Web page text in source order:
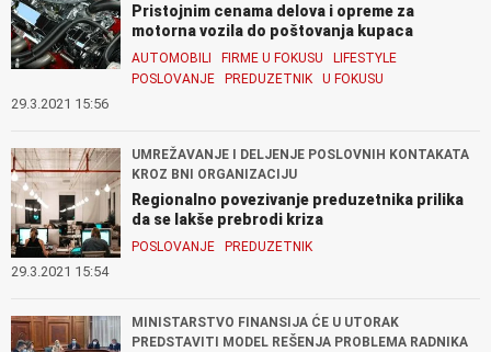
Pristojnim cenama delova i opreme za
motorna vozila do poštovanja kupaca
AUTOMOBILI FIRME U FOKUSU
LIFESTYLE
POSLOVANJE
PREDUZETNIK U FOKUSU
29.3.2021 15:56
UMREŽAVANJE I DELJENJE POSLOVNIH KONTAKATA
KROZ BNI ORGANIZACIJU
Regionalno povezivanje preduzetnika prilika
da se lakše prebrodi kriza
POSLOVANJE PREDUZETNIK
29.3.2021 15:54
MINISTARSTVO FINANSIJA ĆE U UTORAK
PREDSTAVITI MODEL REŠENJA PROBLEMA RADNIKA